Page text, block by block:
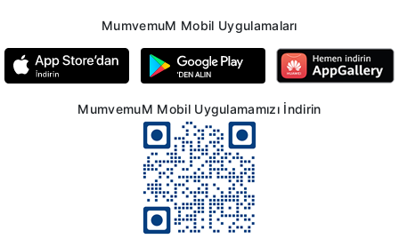
MumvemuM Mobil Uygulamaları
MumvemuM Mobil Uygulamamızı İndirin